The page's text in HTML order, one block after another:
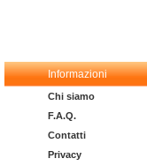
Informazioni
Chi siamo
F.A.Q.
Contatti
Privacy